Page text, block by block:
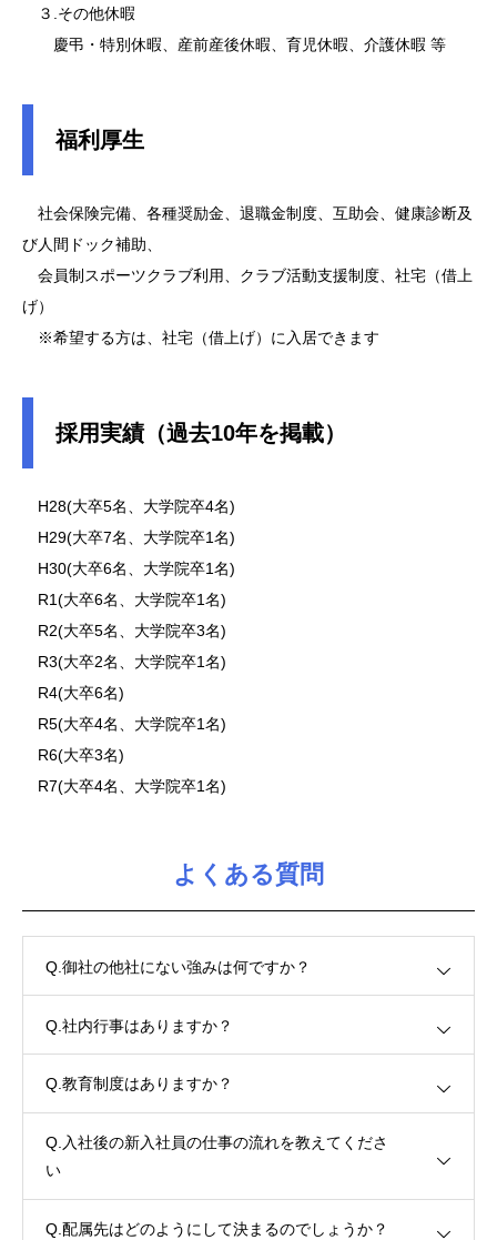
３.その他休暇
慶弔・特別休暇、産前産後休暇、育児休暇、介護休暇 等
福利厚生
社会保険完備、各種奨励金、退職金制度、互助会、健康診断及
び人間ドック補助、
会員制スポーツクラブ利用、クラブ活動支援制度、社宅（借上
げ）
※希望する方は、社宅（借上げ）に入居できます
採用実績（過去10年を掲載）
H28(大卒5名、大学院卒4名)
H29(大卒7名、大学院卒1名)
H30(大卒6名、大学院卒1名)
R1(大卒6名、大学院卒1名)
R2(大卒5名、大学院卒3名)
R3(大卒2名、大学院卒1名)
R4(大卒6名)
R5(大卒4名、大学院卒1名)
R6(大卒3名)
R7(大卒4名、大学院卒1名)
よくある質問
Q.御社の他社にない強みは何ですか？
Q.社内行事はありますか？
Q.教育制度はありますか？
Q.入社後の新入社員の仕事の流れを教えてくださ
い
Q.配属先はどのようにして決まるのでしょうか？